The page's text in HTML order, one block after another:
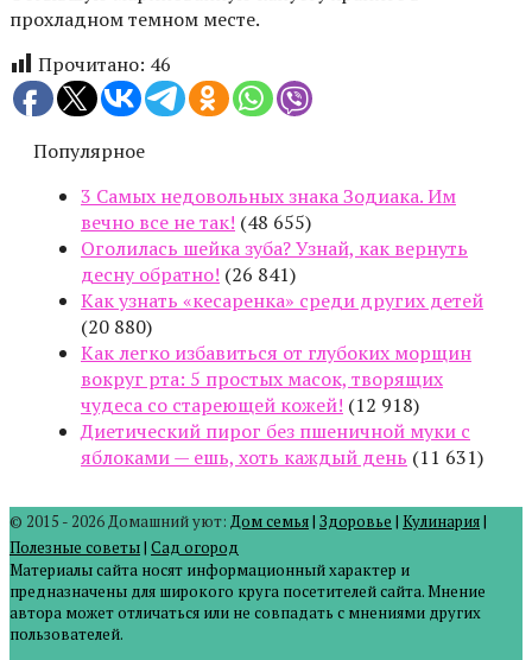
прохладном темном месте.
Прочитано: 46
Популярное
3 Самых недовольных знака Зодиака. Им
вечно все не так! (48 655)
Оголилась шейка зуба? Узнай, как вернуть
десну обратно! (26 841)
Как узнать «кесаренка» среди других детей
(20 880)
Как легко избавиться от глубоких морщин
вокруг рта: 5 простых масок, творящих
чудеса со стареющей кожей! (12 918)
Диетический пирог без пшеничной муки с
яблоками — ешь, хоть каждый день (11 631)
© 2015 - 2026 Домашний уют: Дом семья| Здоровье | Кулинария|
Полезные советы| Сад огород
Материалы сайта носят информационный характер и
предназначены для широкого круга посетителей сайта. Мнение
автора может отличаться или не совпадать с мнениями других
пользователей.